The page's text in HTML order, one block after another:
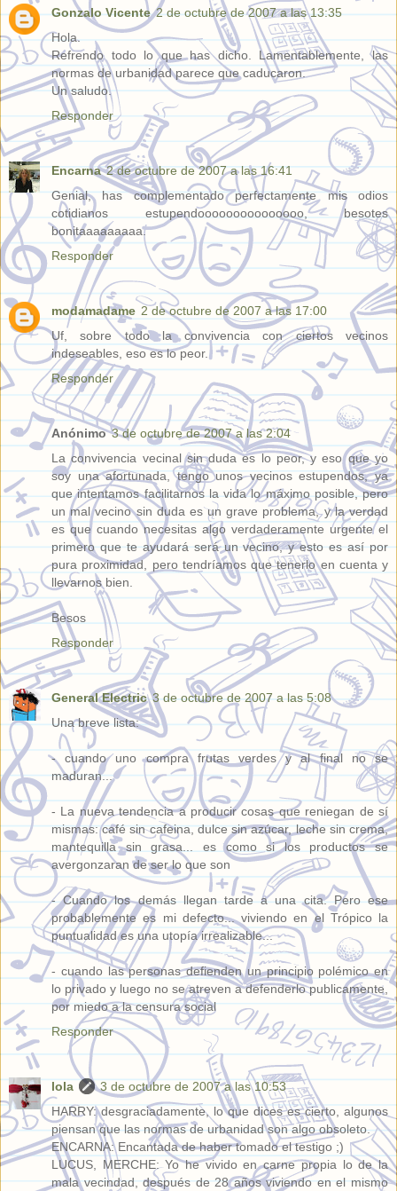
Gonzalo Vicente 2 de octubre de 2007 a las 13:35
Hola.
Refrendo todo lo que has dicho. Lamentablemente, las
normas de urbanidad parece que caducaron.
Un saludo.
Responder
Encarna 2 de octubre de 2007 a las 16:41
Genial, has complementado perfectamente mis odios
cotidianos estupendooooooooooooooo, besotes
bonitaaaaaaaaa.
Responder
modamadame 2 de octubre de 2007 a las 17:00
Uf, sobre todo la convivencia con ciertos vecinos
indeseables, eso es lo peor.
Responder
Anónimo 3 de octubre de 2007 a las 2:04
La convivencia vecinal sin duda es lo peor, y eso que yo
soy una afortunada, tengo unos vecinos estupendos, ya
que intentamos facilitarnos la vida lo máximo posible, pero
un mal vecino sin duda es un grave problema, y la verdad
es que cuando necesitas algo verdaderamente urgente el
primero que te ayudará será un vecino, y esto es así por
pura proximidad, pero tendríamos que tenerlo en cuenta y
llevarnos bien.
Besos
Responder
General Electric 3 de octubre de 2007 a las 5:08
Una breve lista:
- cuando uno compra frutas verdes y al final no se
maduran...
- La nueva tendencia a producir cosas que reniegan de sí
mismas: café sin cafeina, dulce sin azúcar, leche sin crema,
mantequilla sin grasa... es como si los productos se
avergonzaran de ser lo que son
- Cuando los demás llegan tarde a una cita. Pero ese
probablemente es mi defecto... viviendo en el Trópico la
puntualidad es una utopía irrealizable...
- cuando las personas defienden un principio polémico en
lo privado y luego no se atreven a defenderlo publicamente,
por miedo a la censura social
Responder
lola
3 de octubre de 2007 a las 10:53
HARRY: desgraciadamente, lo que dices es cierto, algunos
piensan que las normas de urbanidad son algo obsoleto.
ENCARNA: Encantada de haber tomado el testigo ;)
LUCUS, MERCHE: Yo he vivido en carne propia lo de la
mala vecindad, después de 28 años viviendo en el mismo